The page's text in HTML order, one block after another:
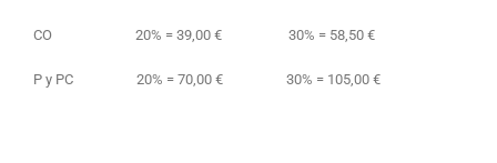
CO 20% = 39,00 € 30% = 58,50 €
P y PC 20% = 70,00 € 30% = 105,00 €